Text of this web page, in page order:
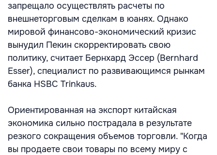
запрещало осуществлять расчеты по
внешнеторговым сделкам в юанях. Однако
мировой финансово-экономический кризис
вынудил Пекин скорректировать свою
политику, считает Бернхард Эсcер (Bernhard
Esser), специалист по развивающимся рынкам
банка HSBC Trinkaus.
Ориентированная на экспорт китайская
экономика сильно пострадала в результате
резкого сокращения объемов торговли. "Когда
вы продаете свои товары по всему миру с